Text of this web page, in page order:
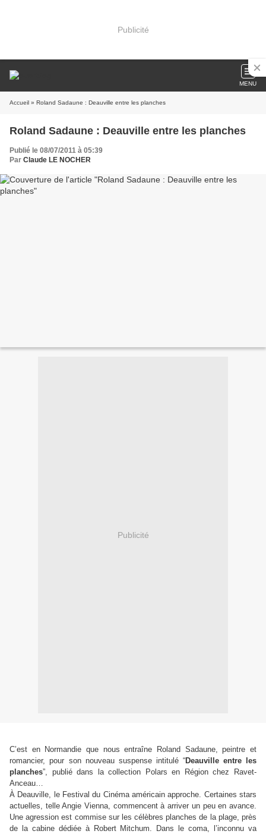
Publicité
MENU
Accueil » Roland Sadaune : Deauville entre les planches
Roland Sadaune : Deauville entre les planches
Publié le 08/07/2011 à 05:39
Par Claude LE NOCHER
Publicité
C’est en Normandie que nous entraîne Roland Sadaune, peintre et
romancier, pour son nouveau suspense intitulé “Deauville entre les
planches”, publié dans la collection Polars en Région chez Ravet-
Anceau…
À Deauville, le Festival du Cinéma américain approche. Certaines stars
actuelles, telle Angie Vienna, commencent à arriver un peu en avance.
Une agression est commise sur les célèbres planches de la plage, près
de la cabine dédiée à Robert Mitchum. Dans le coma, l’inconnu va